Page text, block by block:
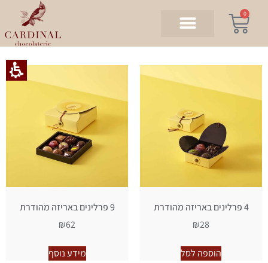
0
4 פרלינים באריזה מהודרת
₪28
הוספה לסל
9 פרלינים באריזה מהודרת
₪62
מידע נוסף